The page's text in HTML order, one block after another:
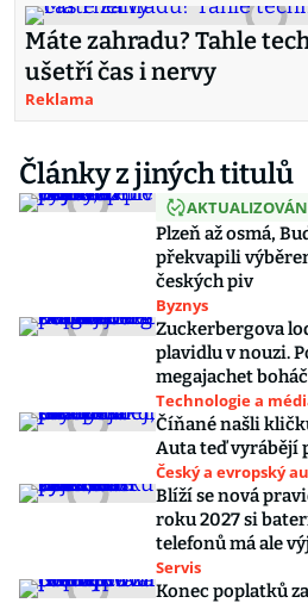
Máte zahradu? Tahle
ušetří čas i nervy
Reklama
Články z jiných titulů
Plzeň až osmá,
překvapili
českých piv
Byznys
Zuckerbergova
plavidlu v nouzi.
megajachet
Technologie a
Číňané našli
Auta teď vyrábějí
Český a evropský
Blíží se nová
roku 2027 si
telefonů má ale
Servis
Konec poplatků